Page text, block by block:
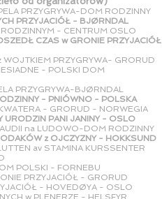
PRZYGRYWA-DOM RODZINNY
PRZYJACIÓŁ - BJØRNDAL
- CENTRUM OSLO
CZAS w GRONIE PRZYJACIÓŁ
PRZYGRYWA- GRORUD
- POLSKI DOM
PRZYGRYWA-BJØRNDAL
- PNIÓWNO - POLSKA
- GRORUD - NORWEGIA
PANI JANINY - OSLO
na LUDOWO-DOM RODZINNY
z OJCZYZNY - HOKKSUND
av STAMINA KURSSENTER
POLSKI - FORNEBU
PRZYJACIÓŁ - GRORUD
- HOVEDØYA - OSLO